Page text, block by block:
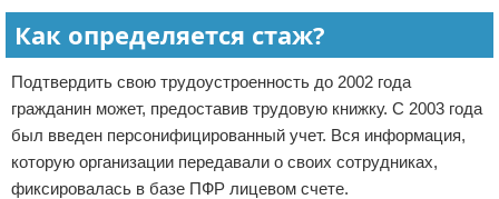
Как определяется стаж?
Подтвердить свою трудоустроенность до 2002 года
гражданин может, предоставив трудовую книжку. С 2003 года
был введен персонифицированный учет. Вся информация,
которую организации передавали о своих сотрудниках,
фиксировалась в базе ПФР лицевом счете.